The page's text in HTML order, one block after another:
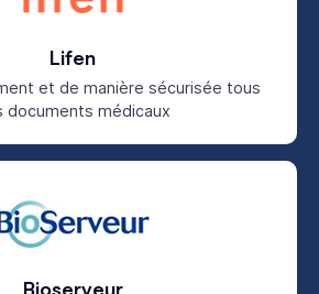
Lifen
et de manière sécurisée tous
documents médicaux
Bioserveur